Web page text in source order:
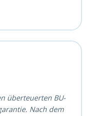
überteuerten BU-
Nach dem